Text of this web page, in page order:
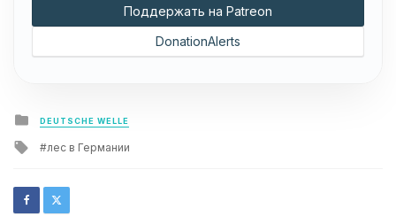
Поддержать на Patreon
DonationAlerts
Posted
in
DEUTSCHE WELLE
Tagged
лес в Германии